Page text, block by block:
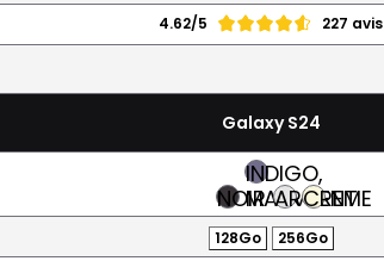
4.62/5 227 avis
Galaxy S24
NOIR
INDIGO,
MAUVE
ARGENT
CREME
128Go 256Go